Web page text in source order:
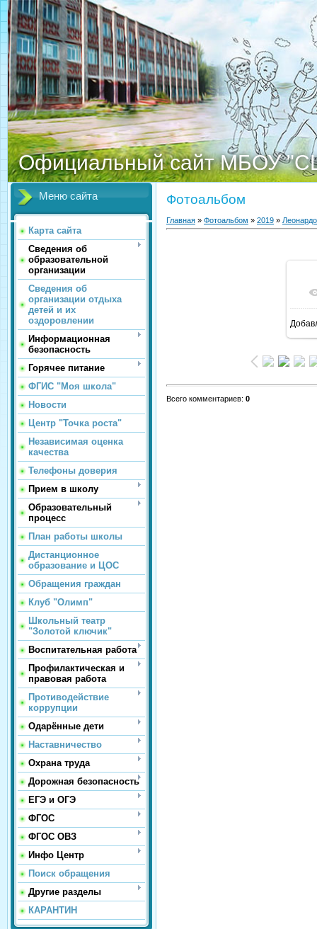
Официальный сайт МБОУ
Меню сайта
Карта сайта
Сведения об
образовательной
организации
Сведения об
организации отдыха
детей и их
оздоровлении
Информационная
безопасность
Горячее питание
ФГИС "Моя школа"
Новости
Центр "Точка роста"
Независимая оценка
качества
Телефоны доверия
Прием в школу
Образовательный
процесс
План работы школы
Дистанционное
образование и ЦОС
Обращения граждан
Клуб "Олимп"
Школьный театр
"Золотой ключик"
Воспитательная работа
Профилактическая и
правовая работа
Противодействие
коррупции
Одарённые дети
Наставничество
Охрана труда
Дорожная безопасность
ЕГЭ и ОГЭ
ФГОС
ФГОС ОВЗ
Инфо Центр
Поиск обращения
Другие разделы
КАРАНТИН
Фотоальбом
Главная » Фотоальбом » 2019 » Леонардо
Всего комментариев: 0